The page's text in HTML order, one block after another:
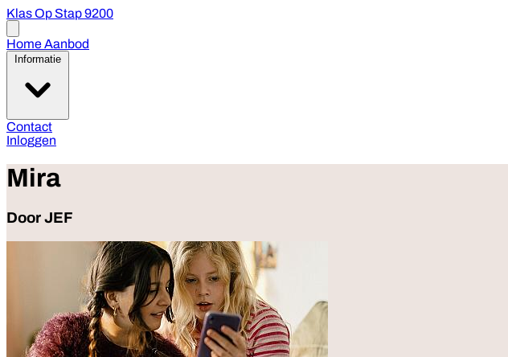
Klas Op Stap 9200
menu
HomeAanbod
Informatie
Contact
Inloggen
Mira
Door JEF